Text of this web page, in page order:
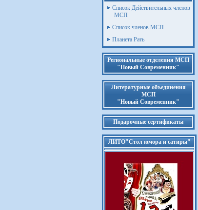
Список Действительных членов
МСП
Список членов МСП
Планета Рать
Региональные отделения МСП
"Новый Современник"
Литературные объединения
МСП
"Новый Современник"
Подарочные сертификаты
ЛИТО"Стол юмора и сатиры"